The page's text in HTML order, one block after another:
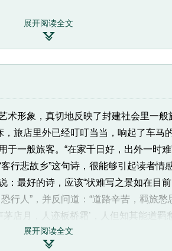
开白花，果实似橘而略小，酸不可吃
来往官员暂住、换马的处所。这句意
杜伯国，秦置杜县，汉宣帝筑陵于东
秋往南飞。
展开阅读全文

形象，真切地反映了封建社会里一般
旅店里外已经叮叮当当，响起了车马
一般旅客。“在家千日好，出外一时
行悲故乡”这句诗，很能够引起读者情
好的诗，应该“状难写之景如在目前
行人”，并反问道：“道路辛苦，羁旅
店月，人迹板桥霜’，人但知其能道羁
足，始为难得。若强排硬叠，不论其字
的必备条件。李东阳把这两点作为“不
展开阅读全文
